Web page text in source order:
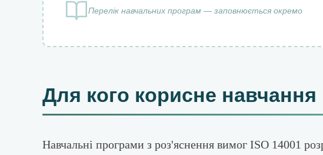
Перелік навчальних програм — заповнюється окремо
Для кого корисне навчання
Навчальні програми з роз'яснення вимог ISO 14001